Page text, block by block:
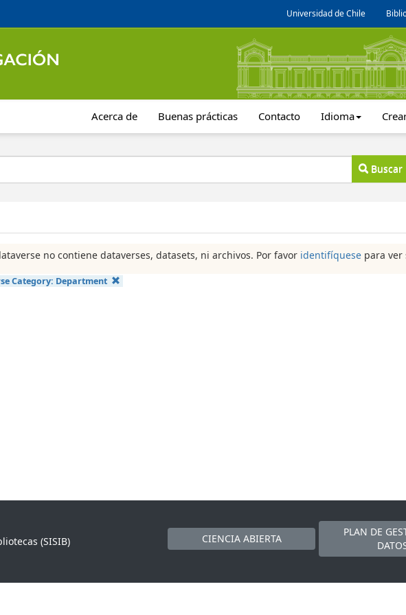
Universidad de Chile
Acerca de Buenas prácticas Contacto Idioma
Buscar
no contiene dataverses, datasets, ni archivos. Por favor identifíquese para ver
Category: Department
(SISIB)
CIENCIA ABIERTA
PLAN DE